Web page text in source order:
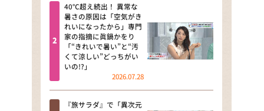
news おかえり
河合＆A.B.C-Z塚田×福井アナ
「なんでやねん！？」（news お
かえり）
DAIGOも台所 ～きょうの献立 何
にする？～
40℃超え続出！ 異常な
暑さの原因は「空気がき
れいになったから」専門
家の指摘に眞鍋かをり
「“きれいで暑い”と“汚
くて涼しい”どっちがい
いの!?」
2026.07.28
『旅サラダ』で「異次元